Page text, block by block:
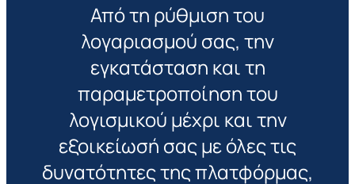
Από τη ρύθμιση του
λογαριασμού σας, την
εγκατάσταση και τη
παραμετροποίηση του
λογισμικού μέχρι και την
εξοικείωσή σας με όλες τις
δυνατότητες της πλατφόρμας,